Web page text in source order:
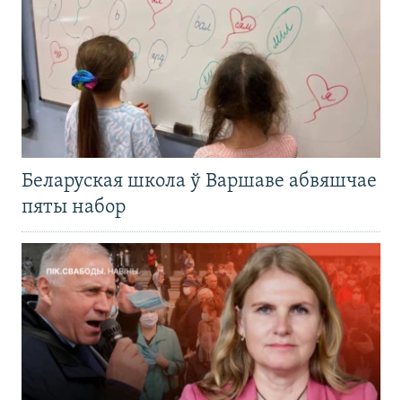
Беларуская школа ў Варшаве абвяшчае
пяты набор